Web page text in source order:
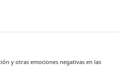
y otras emociones negativas en las